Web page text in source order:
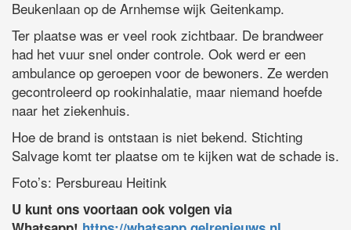
Beukenlaan op de Arnhemse wijk Geitenkamp.
Ter plaatse was er veel rook zichtbaar. De brandweer
had het vuur snel onder controle. Ook werd er een
ambulance op geroepen voor de bewoners. Ze werden
gecontroleerd op rookinhalatie, maar niemand hoefde
naar het ziekenhuis.
Hoe de brand is ontstaan is niet bekend. Stichting
Salvage komt ter plaatse om te kijken wat de schade is.
Foto’s: Persbureau Heitink
U kunt ons voortaan ook volgen via